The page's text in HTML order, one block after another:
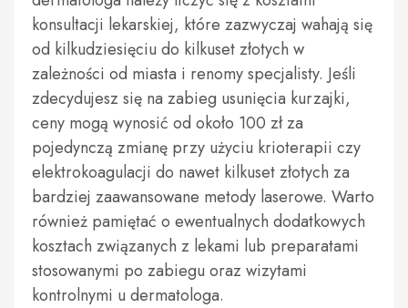
konsultacji lekarskiej, które zazwyczaj wahają się
od kilkudziesięciu do kilkuset złotych w
zależności od miasta i renomy specjalisty. Jeśli
zdecydujesz się na zabieg usunięcia kurzajki,
ceny mogą wynosić od około 100 zł za
pojedynczą zmianę przy użyciu krioterapii czy
elektrokoagulacji do nawet kilkuset złotych za
bardziej zaawansowane metody laserowe. Warto
również pamiętać o ewentualnych dodatkowych
kosztach związanych z lekami lub preparatami
stosowanymi po zabiegu oraz wizytami
kontrolnymi u dermatologa.